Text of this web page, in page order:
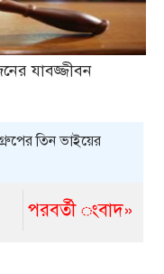
যাবজ্জীবন
তিন ভাইয়ের
পরবর্তী ংবাদ»